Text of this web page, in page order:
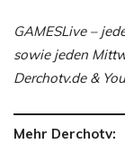
GAMESLive –
sowie jeden
Derchotv.de &
Mehr Derchotv: